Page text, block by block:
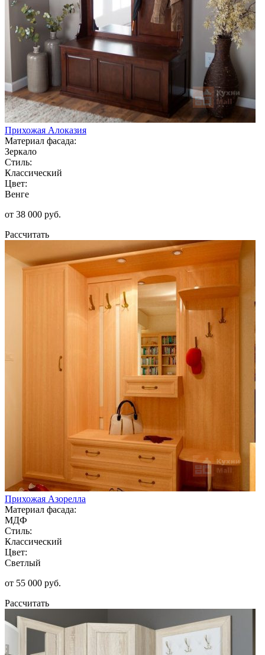
Прихожая Алоказия
Материал фасада:
Зеркало
Стиль:
Классический
Цвет:
Венге
от 38 000 руб.
Рассчитать
Прихожая Азорелла
Материал фасада:
МДФ
Стиль:
Классический
Цвет:
Светлый
от 55 000 руб.
Рассчитать